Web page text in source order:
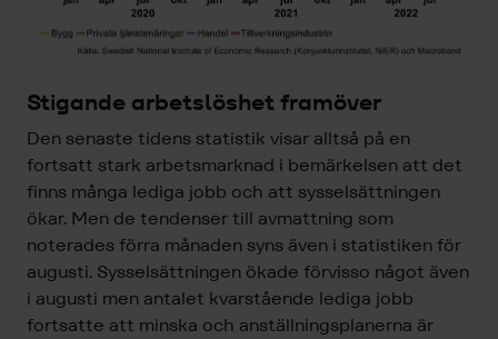
Stigande arbetslöshet framöver
Den senaste tidens statistik visar alltså på en
fortsatt stark arbetsmarknad i bemärkelsen att det
finns många lediga jobb och att sysselsättningen
ökar. Men de tendenser till avmattning som
noterades förra månaden syns även i statistiken för
augusti. Sysselsättningen ökade förvisso något även
i augusti men antalet kvarstående lediga jobb
fortsatte att minska och anställningsplanerna är